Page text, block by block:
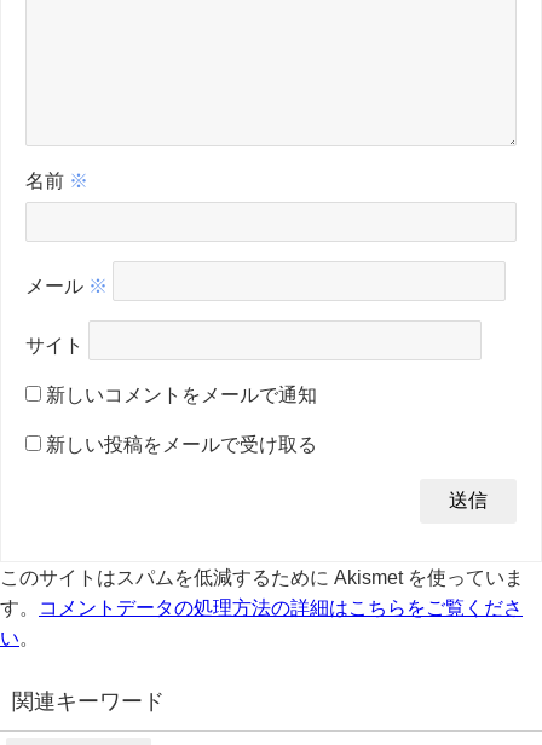
名前 ※
メール ※
サイト
新しいコメントをメールで通知
新しい投稿をメールで受け取る
このサイトはスパムを低減するために Akismet を使っていま
す。
コメントデータの処理方法の詳細はこちらをご覧くださ
い。
関連キーワード